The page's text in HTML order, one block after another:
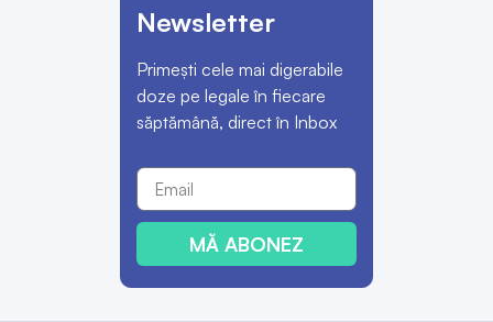
Newsletter
Primești cele mai digerabile
doze pe legale în fiecare
săptămână, direct în Inbox
MĂ ABONEZ